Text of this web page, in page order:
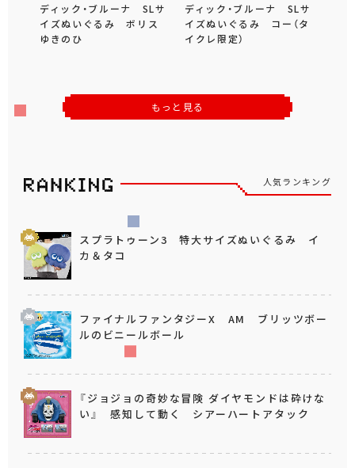
ディック・ブルーナ SLサ
イズぬいぐるみ ボリス
ゆきのひ
ディック・ブルーナ SLサ
イズぬいぐるみ コー（タ
イクレ限定）
もっと見る
人気ランキング
スプラトゥーン3 特大サイズぬいぐるみ イ
カ＆タコ
ファイナルファンタジーX AM ブリッツボー
ルのビニールボール
『ジョジョの奇妙な冒険 ダイヤモンドは砕けな
い』 感知して動く シアーハートアタック